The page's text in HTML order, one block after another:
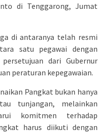
di Tenggarong, Jumat
di antaranya telah resmi
satu pegawai dengan
dari Gubernur
peraturan kepegawaian.
Pangkat bukan hanya
tunjangan, melainkan
komitmen terhadap
harus diikuti dengan